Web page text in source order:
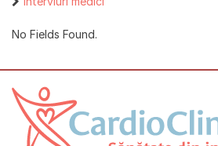
No Fields Found.